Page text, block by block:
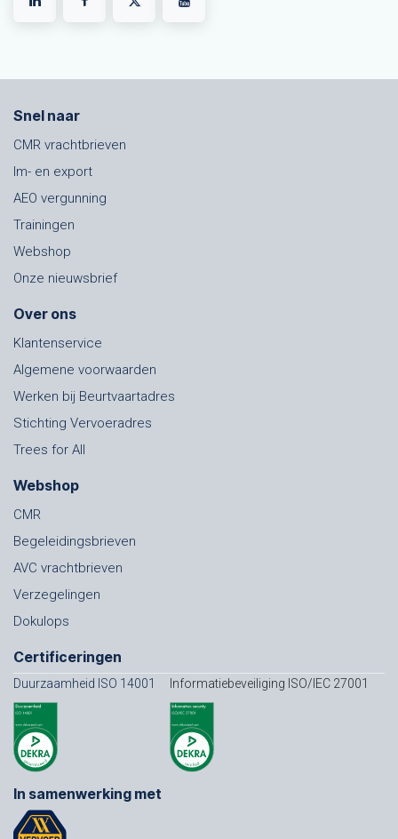
Snel naar
CMR vrachtbrieven
Im- en export
AEO vergunning
Trainingen
Webshop
Onze nieuwsbrief
Over ons
Klantenservice
Algemene voorwaarden
Werken bij Beurtvaartadres
Stichting Vervoeradres
Trees for All
Webshop
CMR
Begeleidingsbrieven
AVC vrachtbrieven
Verzegelingen
Dokulops
Certificeringen
Duurzaamheid ISO 14001 Informatiebeveiliging ISO/IEC 27001
In samenwerking met